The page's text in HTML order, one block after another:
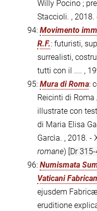
Willy Pocino ;
Staccioli. , 2018.
94: Movimento
R.F.: futuristi,
surrealisti,
tutti con il .... ,
95: Mura di Roma:
Reicinti di
illustrate con
di Maria Elisa
Garcìa. , 2018. -
romane) [Dr
96: Numismata
Vaticani
ejusdem
eruditione